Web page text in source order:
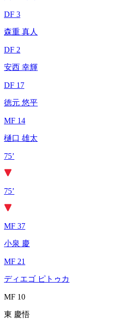
DF 3
森重 真人
DF 2
安西 幸輝
DF 17
徳元 悠平
MF 14
樋口 雄太
75’
75’
MF 37
小泉 慶
MF 21
ディエゴ ピトゥカ
MF 10
東 慶悟